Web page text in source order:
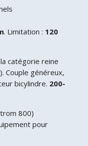
. Limitation : 120
catégorie reine
). Couple généreux,
bicylindre. 200-
800)
pour